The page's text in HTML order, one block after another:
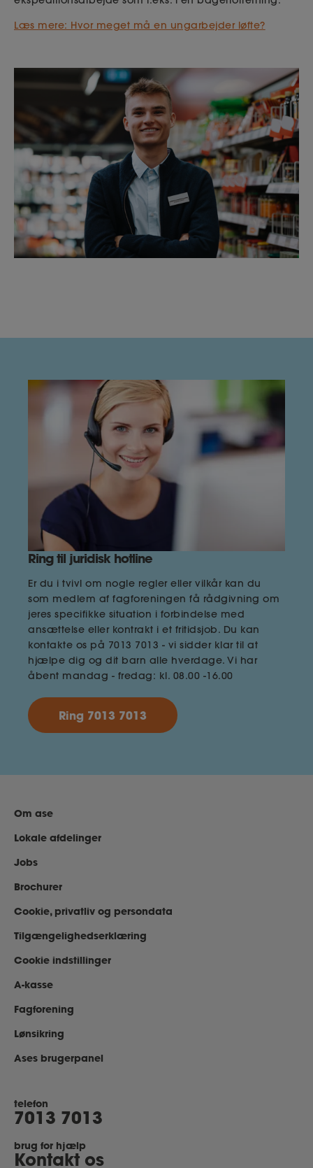
Læs mere: Hvor meget må en ungarbejder løfte?
Ring til juridisk hotline
Er du i tvivl om nogle regler eller vilkår kan du
som medlem af fagforeningen få rådgivning om
jeres specifikke situation i forbindelse med
ansættelse eller kontrakt i et fritidsjob. Du kan
kontakte os på 7013 7013 - vi sidder klar til at
hjælpe dig og dit barn alle hverdage. Vi har
åbent mandag - fredag: kl. 08.00 -16.00
Ring 7013 7013
Om ase
Lokale afdelinger
Jobs
Brochurer
Cookie, privatliv og persondata
Tilgængelighedserklæring
Cookie indstillinger
A-kasse
Fagforening
Lønsikring
Ases brugerpanel
telefon
7013 7013
brug for hjælp
Kontakt os